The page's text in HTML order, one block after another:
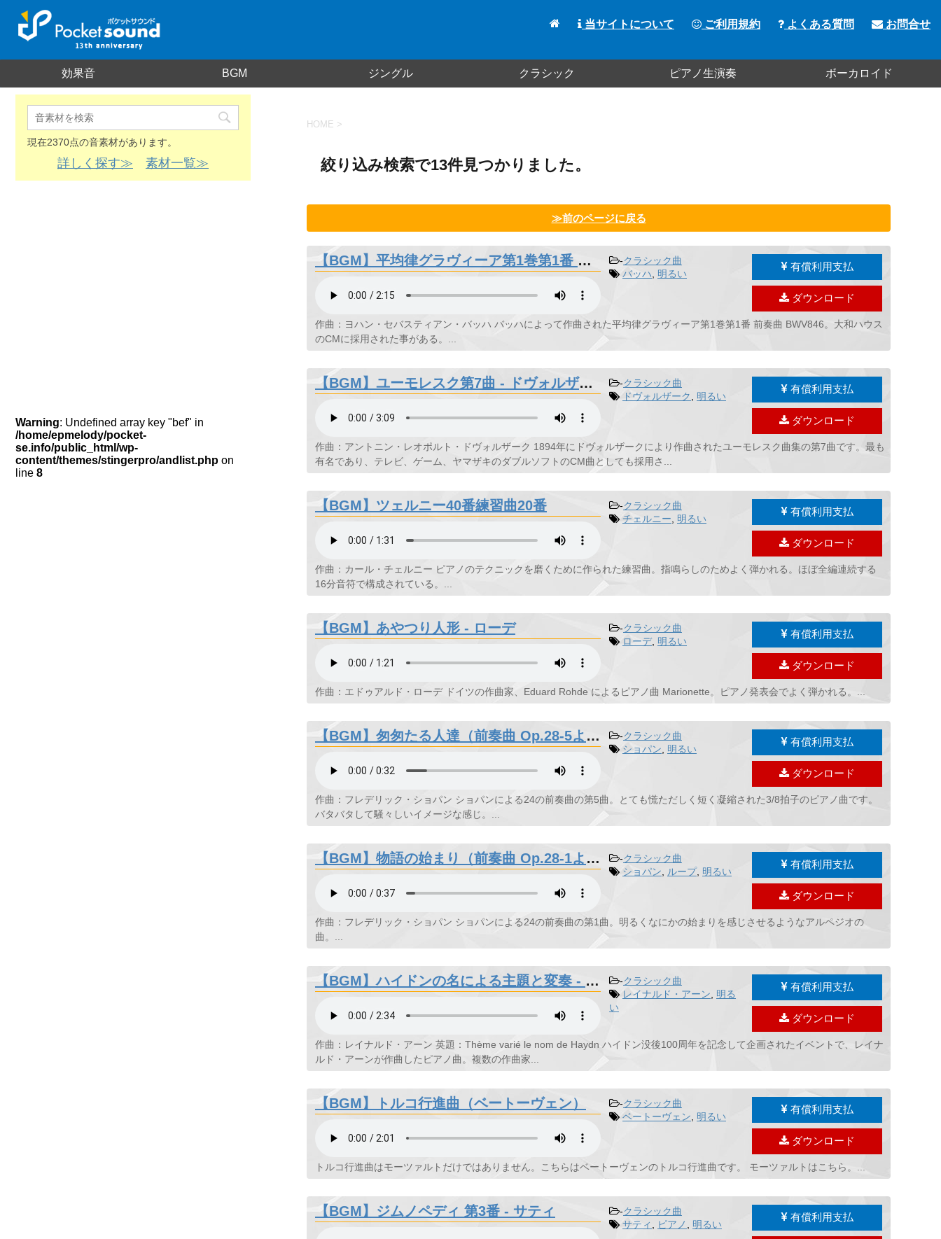
効果音 BGM ジングル クラシック ピアノ生演奏 ボーカロイド
当サイトについて ご利用規約 よくある質問 お問合せ
HOME >
絞り込み検索で13件見つかりました。
≫前のページに戻る
【BGM】平均律グラヴィーア第1巻第1番 前奏曲 - バッハ -クラシック曲
バッハ
明るい
有償利用支払
ダウンロード
作曲：ヨハン・セバスティアン・バッハ バッハによって作曲された平均律グラヴィーア第1巻第1番 前奏曲 BWV846。大和ハウス
のCMに採用された事がある。...
【BGM】ユーモレスク第7曲 - ドヴォルザーク -クラシック曲
ドヴォルザーク
明るい
有償利用支払
ダウンロード
作曲：アントニン・レオポルト・ドヴォルザーク 1894年にドヴォルザークにより作曲されたユーモレスク曲集の第7曲です。最も
有名であり、テレビ、ゲーム、ヤマザキのダブルソフトのCM曲としても採用さ...
【BGM】ツェルニー40番練習曲20番 -クラシック曲
チェルニー
明るい
有償利用支払
ダウンロード
作曲：カール・チェルニー ピアノのテクニックを磨くために作られた練習曲。指鳴らしのためよく弾かれる。ほぼ全編連続する
16分音符で構成されている。...
【BGM】あやつり人形 - ローデ -クラシック曲
ローデ, 明るい
有償利用支払
ダウンロード
作曲：エドゥアルド・ローデ ドイツの作曲家、Eduard Rohde によるピアノ曲 Marionette。ピアノ発表会でよく弾かれる。...
【BGM】匆匆たる人達（前奏曲 Op.28-5より）- ショパン -クラシック曲
ショパン
明るい
有償利用支払
ダウンロード
作曲：フレデリック・ショパン ショパンによる24の前奏曲の第5曲。とても慌ただしく短く凝縮された3/8拍子のピアノ曲です。
バタバタして騒々しいイメージな感じ。...
【BGM】物語の始まり（前奏曲 Op.28-1より）- ショパン -クラシック曲
ショパン
ループ, 明るい
有償利用支払
ダウンロード
作曲：フレデリック・ショパン ショパンによる24の前奏曲の第1曲。明るくなにかの始まりを感じさせるようなアルペジオの
曲。...
【BGM】ハイドンの名による主題と変奏 - レイナルド・アーン -クラシック曲
レイナルド・アーン
明る
い
有償利用支払
ダウンロード
作曲：レイナルド・アーン 英題：Thème varié le nom de Haydn ハイドン没後100周年を記念して企画されたイベントで、レイナ
ルド・アーンが作曲したピアノ曲。複数の作曲家...
【BGM】トルコ行進曲（ベートーヴェン） -クラシック曲
ベートーヴェン
明るい
有償利用支払
ダウンロード
トルコ行進曲はモーツァルトだけではありません。こちらはベートーヴェンのトルコ行進曲です。 モーツァルトはこちら。...
【BGM】ジムノペディ 第3番 - サティ -クラシック曲
サティ
ピアノ 明るい
有償利用支払
現在2370点の音素材があります。
詳しく探す≫ 素材一覧≫
Warning: Undefined array key "bef" in
/home/epmelody/pocket-
se.info/public_html/wp-
content/themes/stingerpro/andlist.php on
line 8